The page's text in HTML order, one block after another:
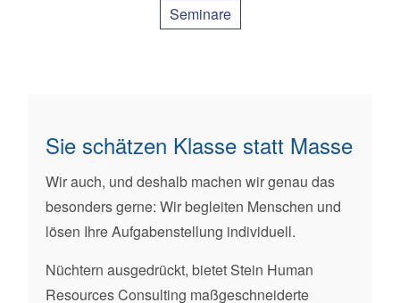
Seminare
Sie schätzen Klasse statt Masse
Wir auch, und deshalb machen wir genau das
besonders gerne: Wir begleiten Menschen und
lösen Ihre Aufgabenstellung individuell.
Nüchtern ausgedrückt, bietet Stein Human
Resources Consulting maßgeschneiderte